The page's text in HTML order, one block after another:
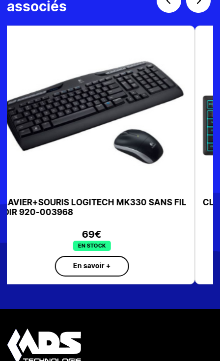
associés
CLAVIER GAMING CORSAIR FILAIRE K55 NOIR
59,90€
EN STOCK
En savoir +